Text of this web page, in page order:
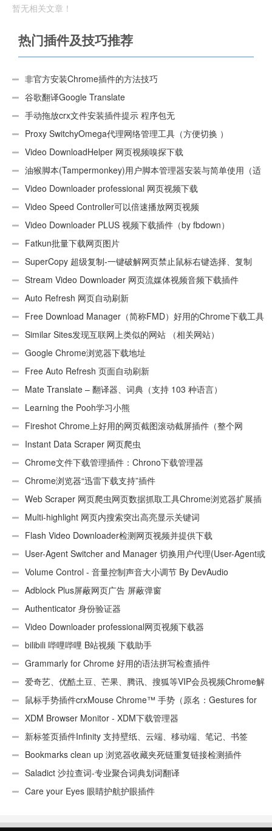
暂无相关文章！
热门插件及技巧推荐
非官方安装Chrome插件的方法技巧
谷歌翻译Google Translate
手动拖放crx文件安装插件提示 程序包无
效:“CEX_HEADER_INVALID”的解决办法
Proxy SwitchyOmega代理网络管理工具（方便切换 ）
Video DownloadHelper 网页视频嗅探下载
油猴脚本(Tampermonkey)用户脚本管理器安装与简单使用（适
用Android）
Video Downloader professional 网页视频下载
Video Speed Controller可以倍速播放网页视频
Video Downloader PLUS 视频下载插件（by fbdown）
Fatkun批量下载网页图片
SuperCopy 超级复制-一键破解网页禁止鼠标右键选择、复制
Stream Video Downloader 网页流媒体视频音频下载插件
Auto Refresh 网页自动刷新
Free Download Manager（简称FMD）好用的Chrome下载工具
插件Similar Sites发现互联网上类似的网站 （相关网站）
Google Chrome浏览器下载地址
Free Auto Refresh 页面自动刷新
Mate Translate – 翻译器、词典（支持 103 种语言）
Learning the Pooh学习小熊
Fireshot Chrome上好用的网页截图滚动截屏插件（整个网
页）Instant Data Scraper 网页爬虫
Chrome文件下载管理插件：Chrono下载管理器
Chrome浏览器“迅雷下载支持”插件
Web Scraper 网页爬虫网页数据抓取工具Chrome浏览器扩展插
件 Multi-highlight 网页内搜索突出高亮显示关键词
Flash Video Downloader检测网页视频并提供下载
User-Agent Switcher and Manager 切换用户代理(User-Agent或
UA)Volume Control - 音量控制声音大小调节 By DevAudio
Adblock Plus屏蔽网页广告 屏蔽弹窗
Authenticator 身份验证器
Video Downloader professional网页视频下载器
bilibili 哔哩哔哩 B站视频 下载助手
Grammarly for Chrome 好用的语法拼写检查插件
爱奇艺、优酷土豆、芒果、腾讯、搜狐等VIP会员视频Chrome解
析工具鼠标手势插件crxMouse Chrome™ 手势（原名：Gestures for
Chrome(TM)汉化版）
XDM Browser Monitor - XDM下载管理器
新标签页插件Infinity 支持壁纸、云端、移动端、笔记、书签
Bookmarks clean up 浏览器收藏夹死链重复链接检测插件
Saladict 沙拉查词-专业聚合词典划词翻译
Care your Eyes 眼睛护航护眼插件